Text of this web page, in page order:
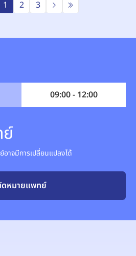
1 2 3
09:00 - 12:00
าจมีการเปลี่ยนแปลงได้
หมายแพทย์